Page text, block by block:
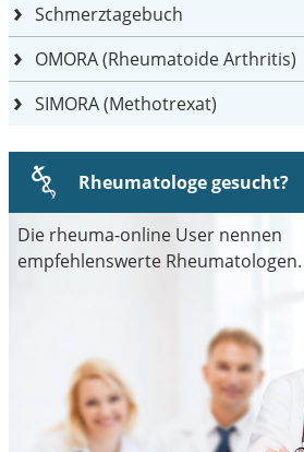
Schmerztagebuch
OMORA (Rheumatoide Arthritis)
SIMORA (Methotrexat)
Rheumatologe gesucht?
Die rheuma-online User nennen
empfehlenswerte Rheumatologen.